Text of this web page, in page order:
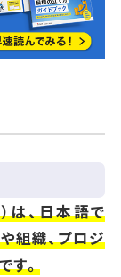
、日本語で
組織、プロジ
す。